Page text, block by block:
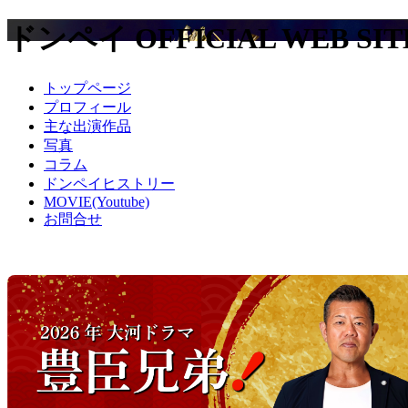
ドンペイ OFFICIAL WEB
トップページ
プロフィール
主な出演作品
写真
コラム
ドンペイヒストリー
MOVIE(Youtube)
お問合せ